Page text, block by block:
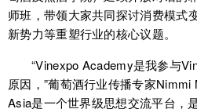
师班，带领大家共同探讨消费模式
新势力等重塑行业的核心议题。
“Vinexpo Academy是我参与
原因，”葡萄酒行业传播专家Nimmi
Asia是一个世界级思想交流平台，